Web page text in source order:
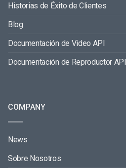
Historias de Éxito de Clientes
Blog
Documentación de Video API
Documentación de Reproductor API
COMPANY
News
Sobre Nosotros